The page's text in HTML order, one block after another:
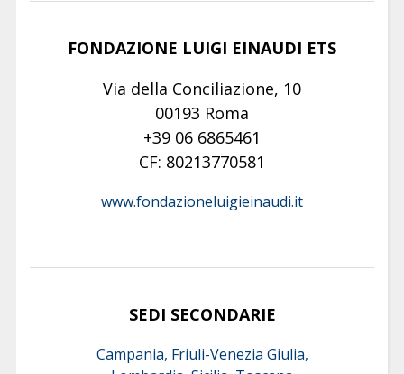
FONDAZIONE LUIGI EINAUDI ETS
Via della Conciliazione, 10
00193 Roma
+39 06 6865461
CF: 80213770581
www.fondazioneluigieinaudi.it
SEDI SECONDARIE
Campania, Friuli-Venezia Giulia,